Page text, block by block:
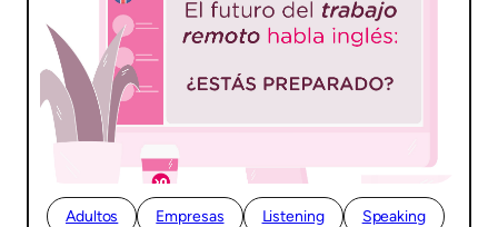
Adultos Empresas Listening
Speaking